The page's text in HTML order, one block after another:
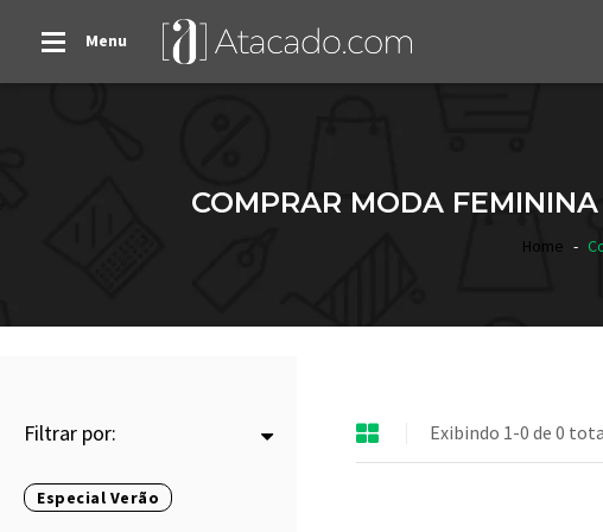
Menu
COMPRAR MODA
Home
Filtrar por:
Especial Verão
Exibindo 1-0 de 0